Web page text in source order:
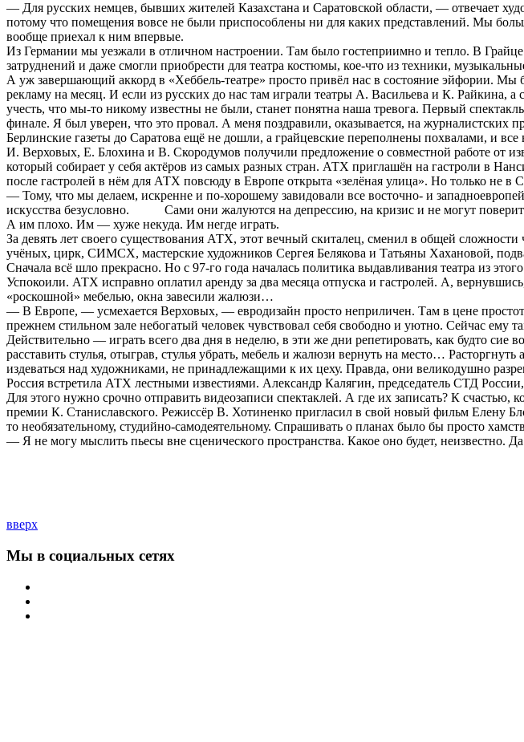
— Для русских немцев, бывших жителей Казахстана и Саратовской области, — отвечает
потому что помещения вовсе не были приспособлены ни для каких представлений. Мы
вообще приехал к ним впервые.
Из Германии мы уезжали в отличном настроении. Там было гостеприимно и тепло. В
затруднений и даже смогли приобрести для театра костюмы, кое-что из техники,
А уж завершающий аккорд в «Хеббель-театре» просто привёл нас в состояние эйфории.
рекламу на месяц. И если из русских до нас там играли театры А. Васильева и К. Райкина,
учесть, что мы-то никому известны не были, станет понятна наша тревога. Первый
финале. Я был уверен, что это провал. А меня поздравили, оказывается, на журналистских
Берлинские газеты до Саратова ещё не дошли, а грайцевские переполнены похвалами, и все
И. Верховых, Е. Блохина и В. Скородумов получили предложение о совместной работе от
который собирает у себя актёров из самых разных стран. АТХ приглашён на гастроли в
после гастролей в нём для АТХ повсюду в Европе открыта «зелёная улица». Но только не в
— Тому, что мы делаем, искренне и по-хорошему завидовали все восточно- и
искусства безусловно. Сами они жалуются на депрессию, на кризис и не могут
А им плохо. Им — хуже некуда. Им негде играть.
За девять лет своего существования АТХ, этот вечный скиталец, сменил в общей
учёных, цирк, СИМСХ, мастерские художников Сергея Белякова и Татьяны Хахановой,
Сначала всё шло прекрасно. Но с 97-го года началась политика выдавливания театра из
Успокоили. АТХ исправно оплатил аренду за два месяца отпуска и гастролей. А,
«роскошной» мебелью, окна завесили жалюзи…
— В Европе, — усмехается Верховых, — евродизайн просто неприличен. Там в цене
прежнем стильном зале небогатый человек чувствовал себя свободно и уютно. Сейчас
Действительно — играть всего два дня в неделю, в эти же дни репетировать, как будто
расставить стулья, отыграв, стулья убрать, мебель и жалюзи вернуть на место…
издеваться над художниками, не принадлежащими к их цеху. Правда, они великодушно
Россия встретила АТХ лестными известиями. Александр Калягин, председатель СТД
Для этого нужно срочно отправить видеозаписи спектаклей. А где их записать? К
премии К. Станиславского. Режиссёр В. Хотиненко пригласил в свой новый фильм Елену
то необязательному, студийно-самодеятельному. Спрашивать о планах было бы просто
— Я не могу мыслить пьесы вне сценического пространства. Какое оно будет, неизвестно.
вверх
Мы в социальных сетях